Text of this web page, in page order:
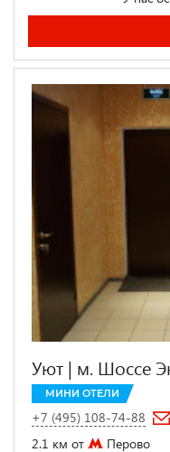
Уют | м. Шоссе
МИНИ ОТЕЛИ
+7 (495) 108-74-88
2.1 км от
Перово